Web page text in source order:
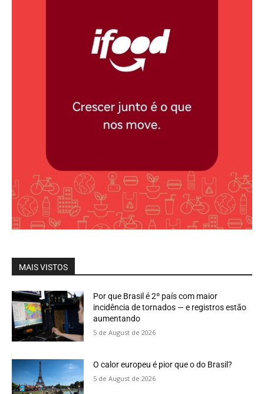
MAIS VISTOS
Por que Brasil é 2º país com maior
incidência de tornados — e registros estão
aumentando
5 de August de 2026
O calor europeu é pior que o do Brasil?
5 de August de 2026